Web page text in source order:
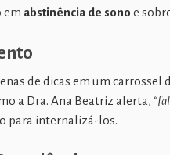
em abstinência de sono e
de dicas em um
a Dra. Ana Beatriz alerta,
para internalizá-los.